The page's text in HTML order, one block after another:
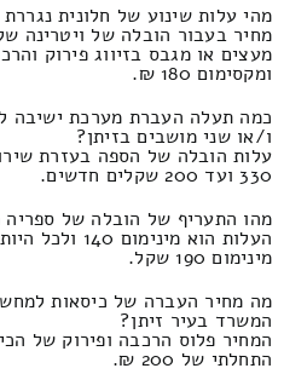
מהי עלות שינוע של חלונית
מחיר בעבור הובלה של ויטרינה
ומקסימום 180 ₪.
כמה תעלה העברת מערכת ישיבה
ו/או שני מושבים בזיתן?
עלות הובלה של הספה בעזרת
330 ועד 200 שקלים חדשים.
מהו התעריף של הובלה של ספריה
מינימום 190 שקל.
מה מחיר העברה של כיסאות
המשרד בעיר זיתן?
המחיר פלוס הרכבה ופירוק של
התחלתי של 200 ₪.